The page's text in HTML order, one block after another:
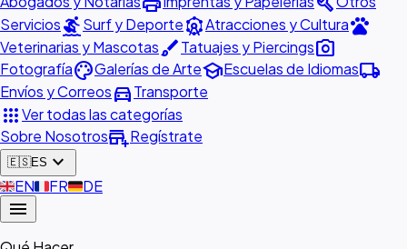
ServiciossurfingSurf y DeporteattractionsAtracciones y Culturapets
Veterinarias y MascotasbrushTatuajes y Piercingsphoto_camera
FotografíapaletteGalerías de ArteschoolEscuelas de Idiomaslocal_shipping
Envíos y Correosdirections_carTransporte
appsVer todas las categorías
Sobre Nosotrosadd_businessRegístrate
🇪🇸ES expand_more
🇬🇧EN🇫🇷FR🇩🇪DE
menu